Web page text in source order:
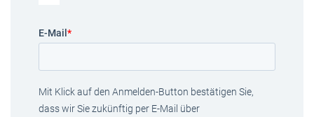
E-Mail *
Mit Klick auf den Anmelden-Button bestätigen Sie,
dass wir Sie zukünftig per E-Mail über